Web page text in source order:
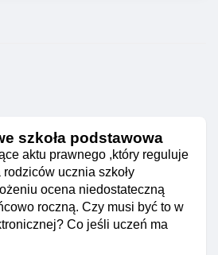
szkoła podstawowa
aktu prawnego ,który reguluje
ucznia szkoły
ocena niedostateczną
roczną. Czy musi być to w
Co jeśli uczeń ma